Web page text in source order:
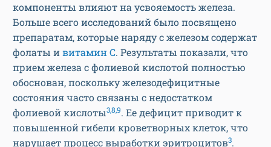
компоненты влияют на усвояемость железа.
Больше всего исследований было посвящено
препаратам, которые наряду с железом содержат
фолаты ивитамин С. Результаты показали, что
прием железа с фолиевой кислотой полностью
обоснован, поскольку железодефицитные
состояния часто связаны с недостатком
фолиевой кислоты3,8,9. Ее дефицит приводит к
повышенной гибели кроветворных клеток, что
нарушает процесс выработки эритроцитов3.